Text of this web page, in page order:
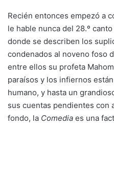
Recién entonces empezó a
le hable nunca del 28.º
donde se describen los
condenados al noveno foso
entre ellos su profeta
paraísos y los infiernos
humano, y hasta un
sus cuentas pendientes con
fondo, la Comedia es una